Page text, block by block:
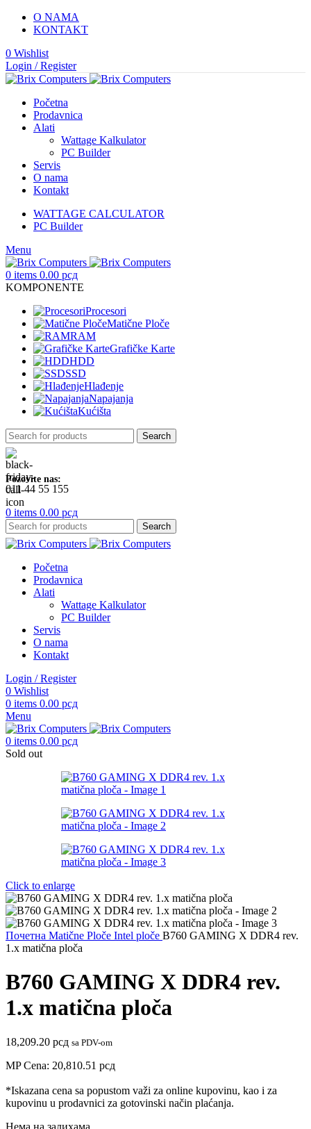
O NAMA
KONTAKT
0 Wishlist
Login / Register
Početna
Prodavnica
Alati
Wattage Kalkulator
PC Builder
Servis
O nama
Kontakt
WATTAGE CALCULATOR
PC Builder
Menu
0 items 0.00 рсд
KOMPONENTE
Procesori
Matične Ploče
RAM
Grafičke Karte
HDD
SSD
Hlađenje
Napajanja
Kućišta
Search
Pozovite nas:
011 44 55 155
0 items 0.00 рсд
Search
Početna
Prodavnica
Alati
Wattage Kalkulator
PC Builder
Servis
O nama
Kontakt
Login / Register
0 Wishlist
0 items 0.00 рсд
Menu
0 items 0.00 рсд
Sold out
Click to enlarge
Почетна Matične Ploče Intel ploče B760 GAMING X DDR4 rev.
1.x matična ploča
B760 GAMING X DDR4 rev.
1.x matična ploča
18,209.20 рсд sa PDV-om
MP Cena: 20,810.51 рсд
*Iskazana cena sa popustom važi za online kupovinu, kao i za
kupovinu u prodavnici za gotovinski način plaćanja.
Нема на залихама